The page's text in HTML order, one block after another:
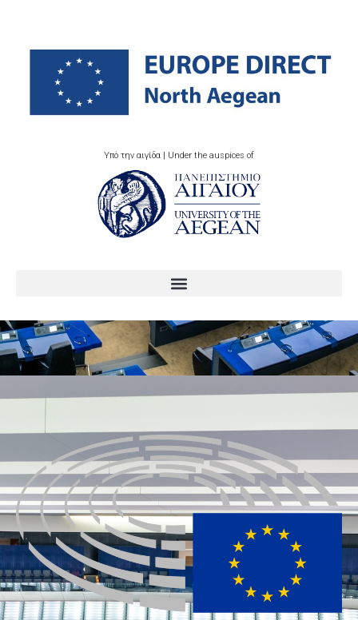
Υπό την αιγίδα | Under the auspices of